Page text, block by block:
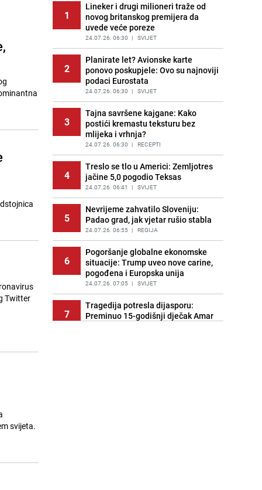
Twitter
svijeta.
12
Pojavili su vam se mravi u kući? Bez
brige, ovo su najbolji načini da ih se
riješite
PRIJE 2 DANA | ŽIVOT I STIL
13
Kako izgleda travnjak stadiona
Koševo nakon tri koncerta Dine
Merlina
PRIJE 2 DANA | FOTO
14
Tajna savršenog makedonskog
ajvara: Stari recept za kremast i
bogat okus
PRIJE 1 DAN | RECEPTI
15
Ogromna potrošnja vode u dijelu
BiH: Inspektori krenuli u kontrole,
slijede kazne
PRIJE 2 DANA | BOSNA I HERCEGOVINA
1
Lineker i drugi milioneri traže od
novog britanskog premijera da
uvede veće poreze
24.07.26. 06:30 | SVIJET
2
Planirate let? Avionske karte
ponovo poskupjele: Ovo su najnoviji
podaci Eurostata
24.07.26. 06:30 | SVIJET
3
Tajna savršene kajgane: Kako
postići kremastu teksturu bez
mlijeka i vrhnja?
24.07.26. 06:30 | RECEPTI
4
Treslo se tlo u Americi: Zemljotres
jačine 5,0 pogodio Teksas
24.07.26. 06:41 | SVIJET
5
Nevrijeme zahvatilo Sloveniju:
Padao grad, jak vjetar rušio stabla
24.07.26. 06:55 | REGIJA
6
Pogoršanje globalne ekonomske
situacije: Trump uveo nove carine,
pogođena i Europska unija
24.07.26. 07:05 | SVIJET
7
Tragedija potresla dijasporu:
Preminuo 15-godišnji dječak Amar